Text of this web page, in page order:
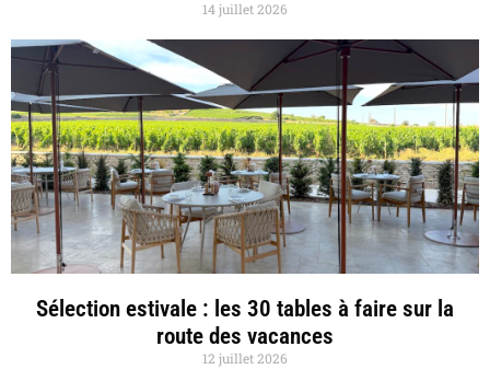
14 juillet 2026
Sélection estivale : les 30 tables à faire sur la
route des vacances
12 juillet 2026